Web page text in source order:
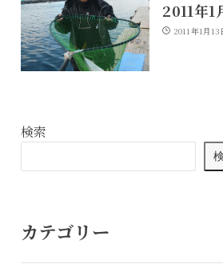
2011年1
2011年1月13
検索
カテゴリー